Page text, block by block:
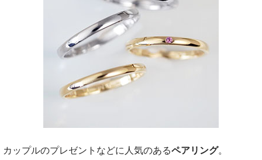
カップルのプレゼントなどに人気のあるペアリング。